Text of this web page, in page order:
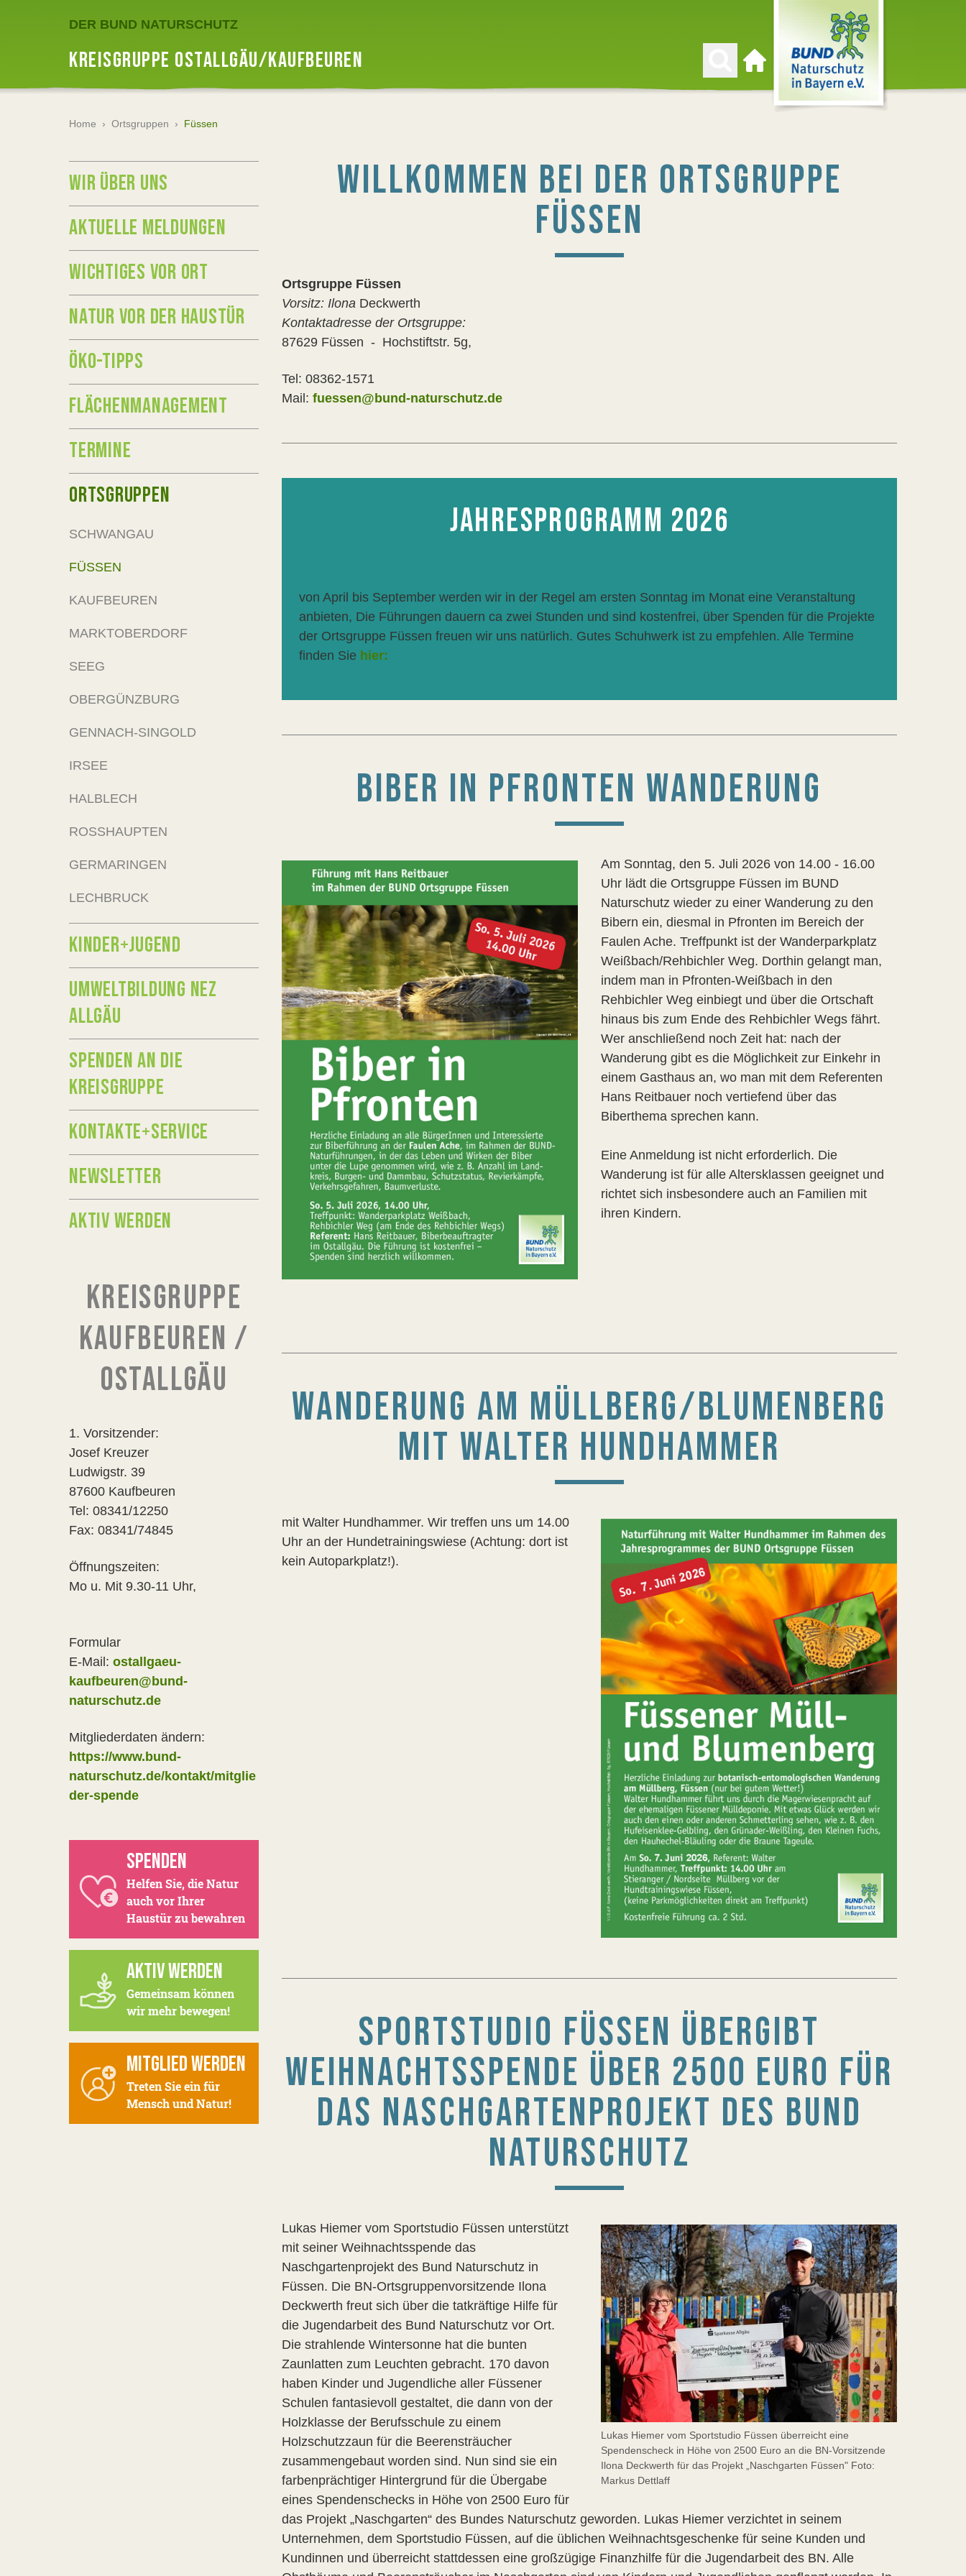
DER BUND NATURSCHUTZ
KREISGRUPPE OSTALLGÄU/KAUFBEUREN
Zur Startseite
Home › Ortsgruppen › Füssen
WILLKOMMEN BEI DER ORTSGRUPPE
FÜSSEN
Ortsgruppe Füssen
Vorsitz: Ilona Deckwerth
Kontaktadresse der Ortsgruppe:
87629 Füssen - Hochstiftstr. 5g,
Tel: 08362-1571
Mail: fuessen@bund-naturschutz.de
JAHRESPROGRAMM 2026
von April bis September werden wir in der Regel am ersten Sonntag im Monat eine Veranstaltung
anbieten, Die Führungen dauern ca zwei Stunden und sind kostenfrei, über Spenden für die Projekte
der Ortsgruppe Füssen freuen wir uns natürlich. Gutes Schuhwerk ist zu empfehlen. Alle Termine
finden Sie hier:
BIBER IN PFRONTEN WANDERUNG
Am Sonntag, den 5. Juli 2026 von 14.00 - 16.00
Uhr lädt die Ortsgruppe Füssen im BUND
Naturschutz wieder zu einer Wanderung zu den
Bibern ein, diesmal in Pfronten im Bereich der
Faulen Ache. Treffpunkt ist der Wanderparkplatz
Weißbach/Rehbichler Weg. Dorthin gelangt man,
indem man in Pfronten-Weißbach in den
Rehbichler Weg einbiegt und über die Ortschaft
hinaus bis zum Ende des Rehbichler Wegs fährt.
Wer anschließend noch Zeit hat: nach der
Wanderung gibt es die Möglichkeit zur Einkehr in
einem Gasthaus an, wo man mit dem Referenten
Hans Reitbauer noch vertiefend über das
Biberthema sprechen kann.
Eine Anmeldung ist nicht erforderlich. Die
Wanderung ist für alle Altersklassen geeignet und
richtet sich insbesondere auch an Familien mit
ihren Kindern.
WANDERUNG AM MÜLLBERG/BLUMENBERG
MIT WALTER HUNDHAMMER
mit Walter Hundhammer. Wir treffen uns um 14.00
Uhr an der Hundetrainingswiese (Achtung: dort ist
kein Autoparkplatz!).
SPORTSTUDIO FÜSSEN ÜBERGIBT
WEIHNACHTSSPENDE ÜBER 2500 EURO FÜR
DAS NASCHGARTENPROJEKT DES BUND
NATURSCHUTZ
Lukas Hiemer vom Sportstudio Füssen überreicht eine
Spendenscheck in Höhe von 2500 Euro an die BN-Vorsitzende
Ilona Deckwerth für das Projekt „Naschgarten Füssen" Foto:
Markus Dettlaff
Lukas Hiemer vom Sportstudio Füssen unterstützt
mit seiner Weihnachtsspende das
Naschgartenprojekt des Bund Naturschutz in
Füssen. Die BN-Ortsgruppenvorsitzende Ilona
Deckwerth freut sich über die tatkräftige Hilfe für
die Jugendarbeit des Bund Naturschutz vor Ort.
Die strahlende Wintersonne hat die bunten
Zaunlatten zum Leuchten gebracht. 170 davon
haben Kinder und Jugendliche aller Füssener
Schulen fantasievoll gestaltet, die dann von der
Holzklasse der Berufsschule zu einem
Holzschutzzaun für die Beerensträucher
zusammengebaut worden sind. Nun sind sie ein
farbenprächtiger Hintergrund für die Übergabe
eines Spendenschecks in Höhe von 2500 Euro für
das Projekt „Naschgarten“ des Bundes Naturschutz geworden. Lukas Hiemer verzichtet in seinem
Unternehmen, dem Sportstudio Füssen, auf die üblichen Weihnachtsgeschenke für seine Kunden und
Kundinnen und überreicht stattdessen eine großzügige Finanzhilfe für die Jugendarbeit des BN. Alle
WIR ÜBER UNS
AKTUELLE MELDUNGEN
WICHTIGES VOR ORT
NATUR VOR DER HAUSTÜR
ÖKO-TIPPS
FLÄCHENMANAGEMENT
TERMINE
ORTSGRUPPEN
SCHWANGAU
FÜSSEN
KAUFBEUREN
MARKTOBERDORF
SEEG
OBERGÜNZBURG
GENNACH-SINGOLD
IRSEE
HALBLECH
ROSSHAUPTEN
GERMARINGEN
LECHBRUCK
KINDER+JUGEND
UMWELTBILDUNG NEZ
ALLGÄU
SPENDEN AN DIE
KREISGRUPPE
KONTAKTE+SERVICE
NEWSLETTER
AKTIV WERDEN
KREISGRUPPE
KAUFBEUREN /
OSTALLGÄU
1. Vorsitzender:
Josef Kreuzer
Ludwigstr. 39
87600 Kaufbeuren
Tel: 08341/12250
Fax: 08341/74845
Öffnungszeiten:
Mo u. Mit 9.30-11 Uhr,
Formular
E-Mail: ostallgaeu-
kaufbeuren@bund-
naturschutz.de
Mitgliederdaten ändern:
https://www.bund-
naturschutz.de/kontakt/mitglie
der-spende
SPENDEN
Helfen Sie, die Natur
auch vor Ihrer
Haustür zu bewahren
AKTIV WERDEN
Gemeinsam können
wir mehr bewegen!
MITGLIED WERDEN
Treten Sie ein für
Mensch und Natur!